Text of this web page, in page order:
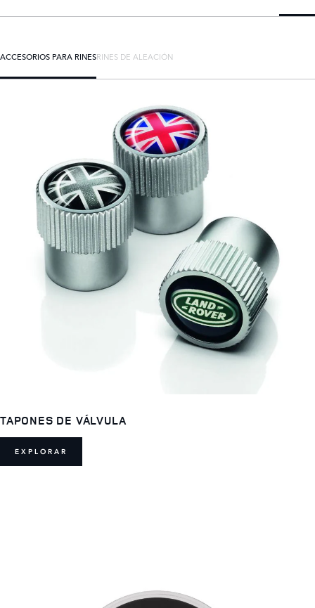
ACCESORIOS PARA RINESRINES DE ALEACIÓN
TAPONES DE VÁLVULA
EXPLORAR